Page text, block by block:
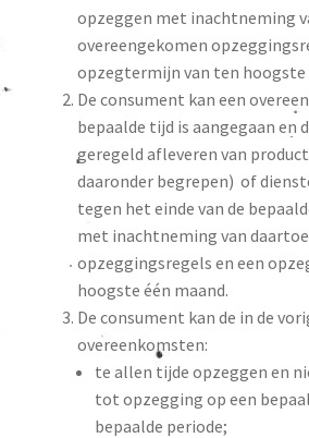
opzeggen met inachtneming
overeengekomen
opzegtermijn van ten hoogste
De consument kan een
bepaalde tijd is aangegaan
geregeld afleveren van
daaronder begrepen) of
tegen het einde van de
met inachtneming van
opzeggingsregels en een
hoogste één maand.
De consument kan de in de
overeenkomsten:
te allen tijde opzeggen en
tot opzegging op een
bepaalde periode;